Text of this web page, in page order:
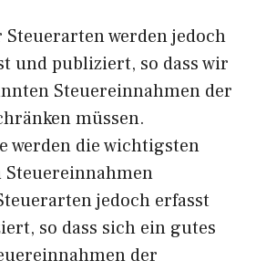
werden jedoch
und publiziert, so dass wir
Steuereinnahmen der
müssen.
werden die wichtigsten
jedoch erfasst
so dass sich ein gutes
der